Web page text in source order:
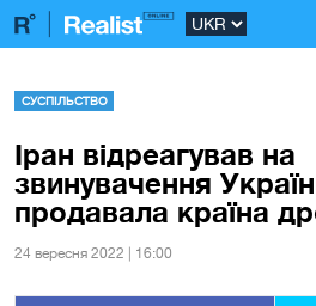
СУСПІЛЬСТВО
Іран відреагував на
звинувачення
продавала країна
24 вересня 2022 | 16:00